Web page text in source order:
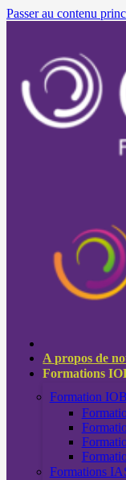
Passer au contenu
A propos de
Formations
Formation
Formations